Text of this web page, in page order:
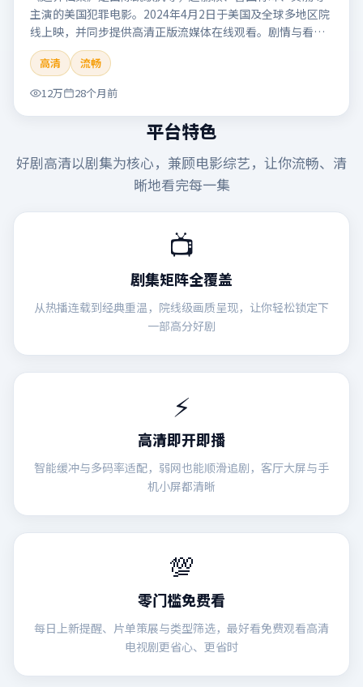
主演的美国犯罪电影。2024年4月2日于美国及全球多地区院
线上映，并同步提供高清正版流媒体在线观看。剧情与看
点：聚焦案件与人性灰色地带，张力十足，兼具社会观察与
戏剧冲突。本片适合检索「边界档案」「陈凯歌」「犯罪」
「美国」「2024」「2024-04-02上映」等关键词的影迷阅读
简介与主创信息。
高清
流畅
12万
28个月前
平台特色
好剧高清以剧集为核心，兼顾电影综艺，让你流畅、清
晰地看完每一集
📺
剧集矩阵全覆盖
从热播连载到经典重温，院线级画质呈现，让你轻松锁定下
一部高分好剧
⚡
高清即开即播
智能缓冲与多码率适配，弱网也能顺滑追剧，客厅大屏与手
机小屏都清晰
💯
零门槛免费看
每日上新提醒、片单策展与类型筛选，最好看免费观看高清
电视剧更省心、更省时